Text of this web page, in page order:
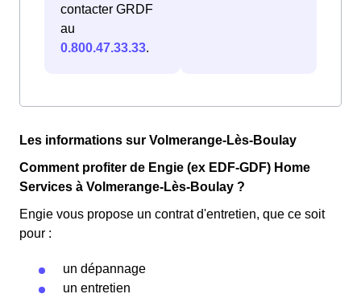
contacter GRDF
au
0.800.47.33.33.
Les informations sur Volmerange-Lès-Boulay
Comment profiter de Engie (ex EDF-GDF) Home
Services à Volmerange-Lès-Boulay ?
Engie vous propose un contrat d'entretien, que ce soit
pour :
un dépannage
un entretien